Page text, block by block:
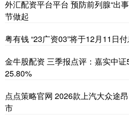
外汇配资平台平台 预防前列腺“出
节做起
粤有钱 “23广资03”将于12月11日
金牛股配资 三季报点评：嘉实中
25.80%
点点策略官网 2026款上汽大众途
市